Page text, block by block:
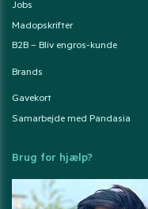
Jobs
Madopskrifter
B2B – Bliv engros-kunde
Brands
Gavekort
Samarbejde med Pandasia
Brug for hjælp?